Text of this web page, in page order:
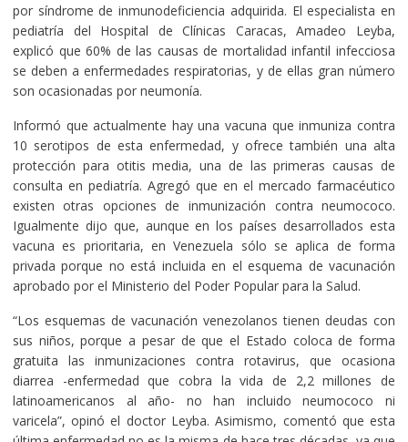
por síndrome de inmunodeficiencia adquirida. El especialista en
pediatría del Hospital de Clínicas Caracas, Amadeo Leyba,
explicó que 60% de las causas de mortalidad infantil infecciosa
se deben a enfermedades respiratorias, y de ellas gran número
son ocasionadas por neumonía.
Informó que actualmente hay una vacuna que inmuniza contra
10 serotipos de esta enfermedad, y ofrece también una alta
protección para otitis media, una de las primeras causas de
consulta en pediatría. Agregó que en el mercado farmacéutico
existen otras opciones de inmunización contra neumococo.
Igualmente dijo que, aunque en los países desarrollados esta
vacuna es prioritaria, en Venezuela sólo se aplica de forma
privada porque no está incluida en el esquema de vacunación
aprobado por el Ministerio del Poder Popular para la Salud.
“Los esquemas de vacunación venezolanos tienen deudas con
sus niños, porque a pesar de que el Estado coloca de forma
gratuita las inmunizaciones contra rotavirus, que ocasiona
diarrea -enfermedad que cobra la vida de 2,2 millones de
latinoamericanos al año- no han incluido neumococo ni
varicela”, opinó el doctor Leyba. Asimismo, comentó que esta